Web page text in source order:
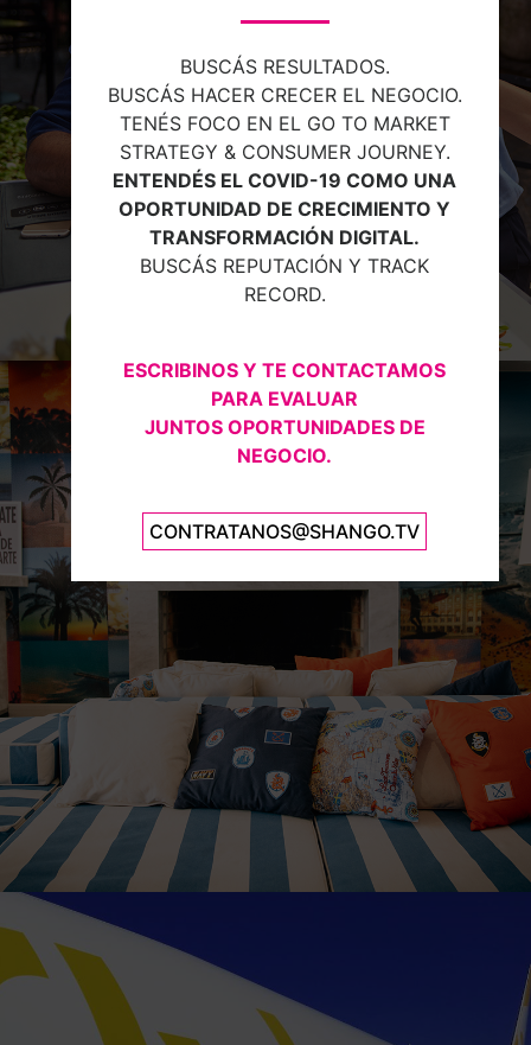
QUILMES
Quilmes
Hostel
FLY BONDI
Nuevo
BUSCÁS RESULTADOS.
BUSCÁS HACER CRECER EL NEGOCIO.
TENÉS FOCO EN EL GO TO MARKET
STRATEGY & CONSUMER JOURNEY.
ENTENDÉS EL COVID-19 COMO UNA
OPORTUNIDAD DE CRECIMIENTO Y
TRANSFORMACIÓN DIGITAL.
BUSCÁS REPUTACIÓN Y TRACK
RECORD.
ESCRIBINOS Y TE CONTACTAMOS
PARA EVALUAR
JUNTOS OPORTUNIDADES DE
NEGOCIO.
CONTRATANOS@SHANGO.TV